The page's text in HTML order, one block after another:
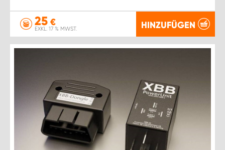
25 €
EXKL. 17 % MWST. HINZUFÜGEN